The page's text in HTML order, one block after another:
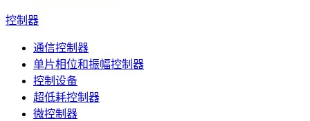
控制器
通信控制器
单片相位和振幅控制器
控制设备
超低耗控制器
微控制器